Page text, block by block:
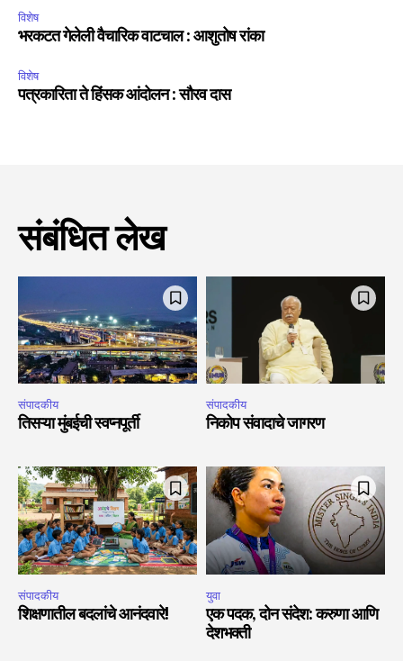
विशेष
भरकटत गेलेली वैचारिक वाटचाल : आशुतोष रांका
विशेष
पत्रकारिता ते हिंसक आंदोलन : सौरव दास
संबंधित लेख
संपादकीय
तिसऱ्या मुंबईची स्वप्नपूर्ती
संपादकीय
निकोप संवादाचे जागरण
संपादकीय
शिक्षणातील बदलांचे आनंदवारे!
युवा
एक पदक, दोन संदेश: करुणा आणि
देशभक्ती